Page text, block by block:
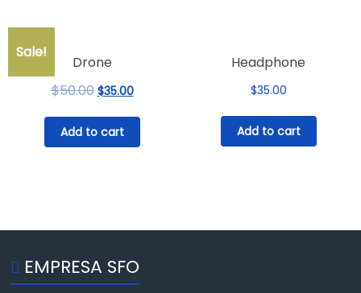
Sale!
Drone
$50.00 Original
was:
$50.00.
$35.00Current
is:
Add to cart
Headphone
$35.00
Add to cart
EMPRESA SFO